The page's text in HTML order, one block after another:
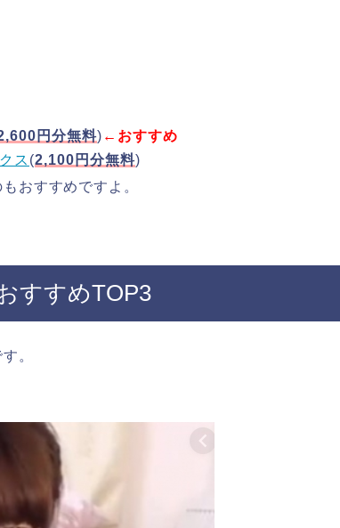
円分無料) ←おすすめ
ス (2,100円分無料)
おすすめですよ。
すすめTOP3
。